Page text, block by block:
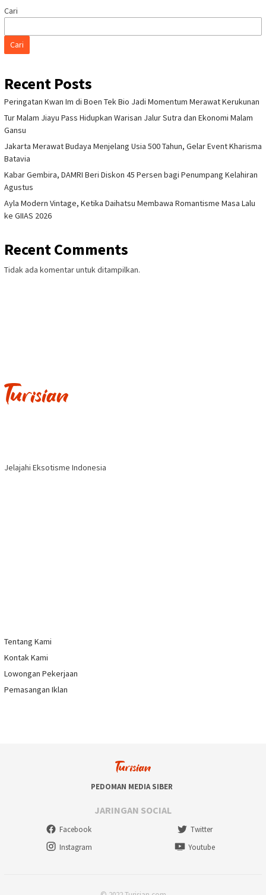
Cari
Cari
Recent Posts
Peringatan Kwan Im di Boen Tek Bio Jadi Momentum Merawat Kerukunan
Tur Malam Jiayu Pass Hidupkan Warisan Jalur Sutra dan Ekonomi Malam
Gansu
Jakarta Merawat Budaya Menjelang Usia 500 Tahun, Gelar Event Kharisma
Batavia
Kabar Gembira, DAMRI Beri Diskon 45 Persen bagi Penumpang Kelahiran
Agustus
Ayla Modern Vintage, Ketika Daihatsu Membawa Romantisme Masa Lalu
ke GIIAS 2026
Recent Comments
Tidak ada komentar untuk ditampilkan.
Jelajahi Eksotisme Indonesia
Tentang Kami
Kontak Kami
Lowongan Pekerjaan
Pemasangan Iklan
PEDOMAN MEDIA SIBER
JARINGAN SOCIAL
Facebook
Twitter
Instagram
Youtube